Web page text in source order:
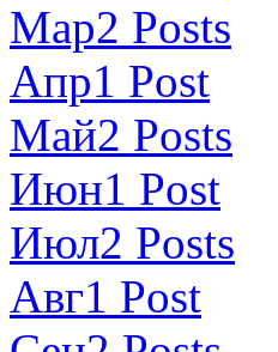
Мар2 Posts
Апр1 Post
Май2 Posts
Июн1 Post
Июл2 Posts
Авг1 Post